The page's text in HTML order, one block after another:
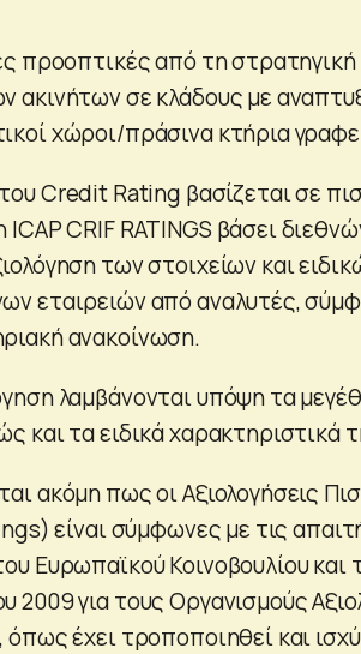
προοπτικές από τη
ακινήτων σε κλάδους με
χώροι/πράσινα κτήρια
Credit Rating βασίζεται σε
ICAP CRIF RATINGS βάσει
των στοιχείων και
εταιρειών από αναλυτές,
ανακοίνωση.
λαμβάνονται υπόψη τα
και τα ειδικά χαρακτηριστικά
ακόμη πως οι Αξιολογήσεις
είναι σύμφωνες με τις
Ευρωπαϊκού Κοινοβουλίου και
2009 για τους Οργανισμούς
όπως έχει τροποποιηθεί και